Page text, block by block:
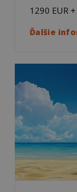
1290 EUR
Ďalšie